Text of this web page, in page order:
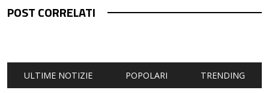
POST CORRELATI
ULTIME NOTIZIE POPOLARI TRENDING